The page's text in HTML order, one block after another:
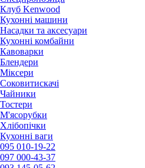
Клуб Kenwood
Кухонні машини
Насадки та аксесуари
Кухонні комбайни
Кавоварки
Блендери
Міксери
Соковитискачі
Чайники
Тостери
М'ясорубки
Хлібопічки
Кухонні ваги
095 010-19-22
097 000-43-37